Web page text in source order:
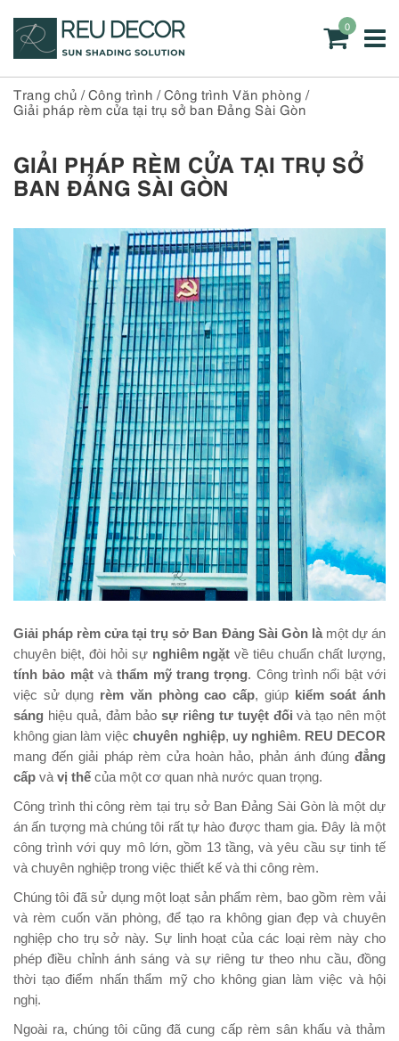
0
Trang chủ /Công trình /Công trình Văn phòng /
Giải pháp rèm cửa tại trụ sở ban Đảng Sài Gòn
GIẢI PHÁP RÈM CỬA TẠI TRỤ SỞ
BAN ĐẢNG SÀI GÒN
Giải pháp rèm cửa tại trụ sở Ban Đảng Sài Gòn làmột dự án
chuyên biệt, đòi hỏi sự nghiêm ngặt về tiêu chuẩn chất lượng,
tính bảo mậtvàthẩm mỹ trang trọng. Công trình nổi bật với
việc sử dụng rèm văn phòng cao cấp, giúp kiểm soát ánh
sáng hiệu quả, đảm bảosự riêng tư tuyệt đối và tạo nên một
không gian làm việcchuyên nghiệp, uy nghiêm. REU DECOR
mang đến giải pháp rèm cửa hoàn hảo, phản ánh đúng đẳng
cấp và vị thế của một cơ quan nhà nước quan trọng.
Công trình thi công rèm tại trụ sở Ban Đảng Sài Gòn là một dự
án ấn tượng mà chúng tôi rất tự hào được tham gia. Đây là một
công trình với quy mô lớn, gồm 13 tầng, và yêu cầu sự tinh tế
và chuyên nghiệp trong việc thiết kế và thi công rèm.
Chúng tôi đã sử dụng một loạt sản phẩm rèm, bao gồm rèm vải
và rèm cuốn văn phòng, để tạo ra không gian đẹp và chuyên
nghiệp cho trụ sở này. Sự linh hoạt của các loại rèm này cho
phép điều chỉnh ánh sáng và sự riêng tư theo nhu cầu, đồng
thời tạo điểm nhấn thẩm mỹ cho không gian làm việc và hội
nghị.
Ngoài ra, chúng tôi cũng đã cung cấp rèm sân khấu và thảm